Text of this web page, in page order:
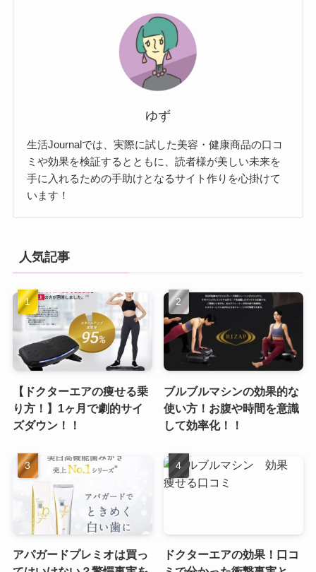
ゆず
生活Journalでは、実際に試した美容・健康商品の口コ
ミや効果を検証するとともに、読者様が美しい未来を
手に入れるための手助けとなるサイト作りを心掛けて
います！
人気記事
【ドクターエアの痩せる乗
り方！】1ヶ月で劇的サイ
ズダウン！！
ブルブルマシンの効果的な
使い方！お腹や時間を意識
して効率化！！
アパガードプレミオは買っ
ドクターエアの効果！口コ